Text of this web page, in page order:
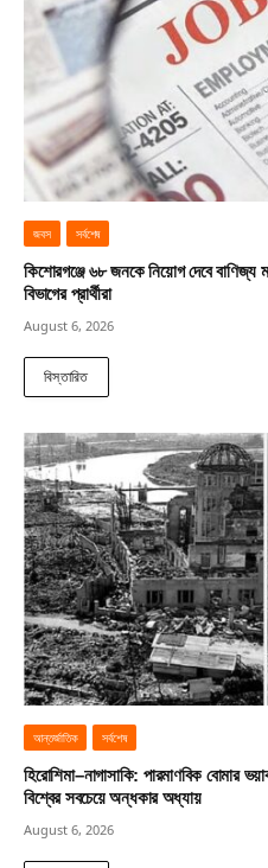
জবস সর্বশেষ
কিশোরগঞ্জে ৬৮ জনকে নিয়োগ দেবে বাণিজ্য
বিভাগের প্রার্থীরা
August 6, 2026
বিস্তারিত
আন্তর্জাতিক সর্বশেষ
হিরোশিমা–নাগাসাকি: পারমাণবিক বোমার
বিশ্বের সবচেয়ে অন্ধকার অধ্যায়
August 6, 2026